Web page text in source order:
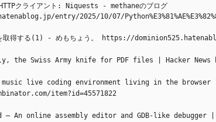
クライアント: Niquests - methaneのブログ
entry/2025/10/07/
取得する(1) - めもちょう。 https://
the Swiss Army knife for PDF files | Hacker News
music live coding environment living in the browser |
item?id=45571822
– An online assembly editor and GDB-like debugger |